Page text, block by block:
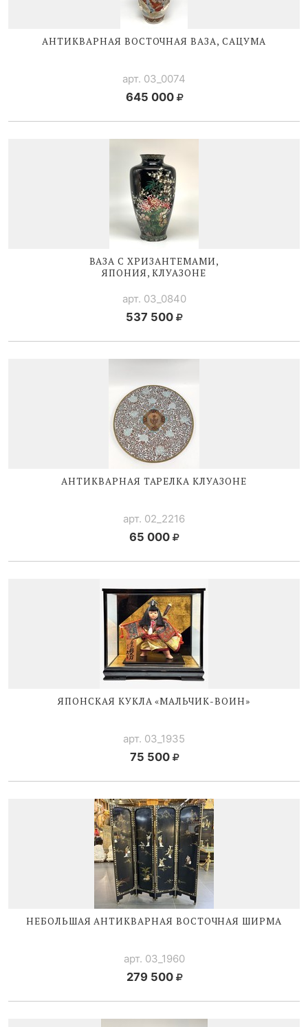
АНТИКВАРНАЯ ВОСТОЧНАЯ ВАЗА, САЦУМА
арт. 03_0074
645 000
ВАЗА С ХРИЗАНТЕМАМИ,
ЯПОНИЯ, КЛУАЗОНЕ
арт. 03_0840
537 500
АНТИКВАРНАЯ ТАРЕЛКА КЛУАЗОНЕ
арт. 02_2216
65 000
ЯПОНСКАЯ КУКЛА «МАЛЬЧИК-ВОИН»
арт. 03_1935
75 500
НЕБОЛЬШАЯ АНТИКВАРНАЯ ВОСТОЧНАЯ ШИРМА
арт. 03_1960
279 500